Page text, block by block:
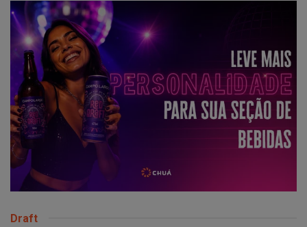
Draft